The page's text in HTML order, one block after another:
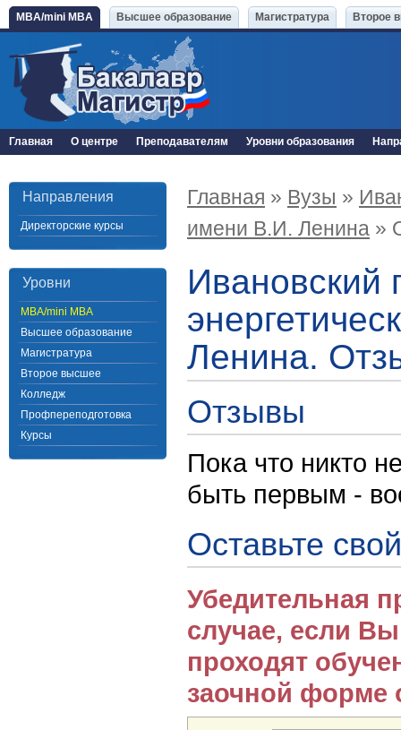
MBA/mini MBA Высшее образование Магистратура Второе
Главная О центре Преподавателям Уровни образования
Направления
Директорские курсы
Уровни
MBA/mini MBA
Высшее образование
Магистратура
Второе высшее
Колледж
Профпереподготовка
Курсы
Главная » Вузы »
имени В.И. Ленина »
Ивановский
Ленина.
Отзывы
Пока что никто
быть первым -
Оставьте
Убедительная
случае, если
проходят
заочной форме